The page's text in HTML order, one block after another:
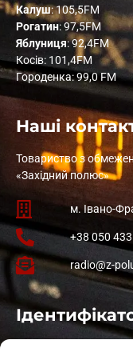
Калуш: 105,5FM
Рогатин: 97,5FM
Яблуниця: 92,4FM
Косів: 101,4FM
Городенка: 99,0 FM
Наші
Товариство з
«Західний полюс»
м. Івано-
+38 050
radio@z-